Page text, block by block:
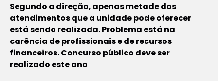
Segundo a direção, apenas metade dos
atendimentos que a unidade pode oferecer
está sendo realizada. Problema está na
carência de profissionais e de recursos
financeiros. Concurso público deve ser
realizado este ano